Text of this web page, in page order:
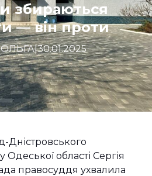
збираються
— він проти
|30.01.2025
Дністровського
області Сергія
правосуддя ухвалила